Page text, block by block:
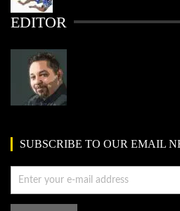
EDITOR
SUBSCRIBE TO OUR EMAIL